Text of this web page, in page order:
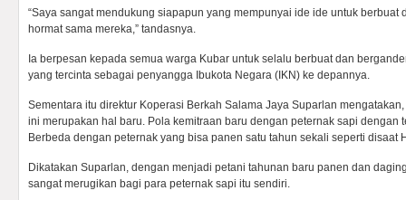
“Saya sangat mendukung siapapun yang mempunyai ide ide untuk berbuat
hormat sama mereka,” tandasnya.
Ia berpesan kepada semua warga Kubar untuk selalu berbuat dan
yang tercinta sebagai penyangga Ibukota Negara (IKN) ke depannya.
Sementara itu direktur Koperasi Berkah Salama Jaya Suparlan
ini merupakan hal baru. Pola kemitraan baru dengan peternak sapi dengan
Berbeda dengan peternak yang bisa panen satu tahun sekali seperti disaat
Dikatakan Suparlan, dengan menjadi petani tahunan baru panen dan
sangat merugikan bagi para peternak sapi itu sendiri.